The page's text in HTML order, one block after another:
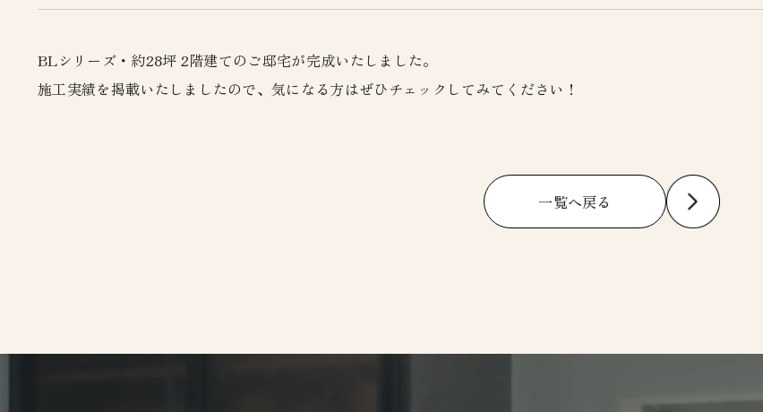
BLシリーズ・約28坪 2階建てのご邸宅が完成いたしました。
施工実績を掲載いたしましたので、気になる方はぜひチェックしてみてください！
一覧へ戻る